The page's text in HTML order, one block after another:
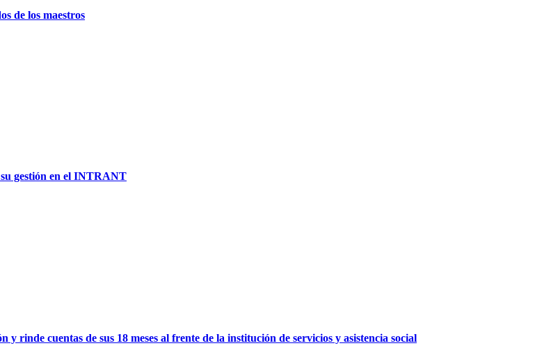
de los maestros
gestión en el INTRANT
rinde cuentas de sus 18 meses al frente de la institución de servicios y asistencia social